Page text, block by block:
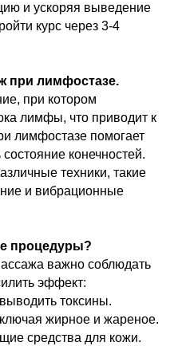
и ускоряя выведение
курс через 3-4
при лимфостазе.
при котором
лимфы, что приводит к
лимфостазе помогает
конечностей.
техники, такие
и вибрационные
процедуры?
важно соблюдать
эффект:
токсины.
жирное и жареное.
средства для кожи.